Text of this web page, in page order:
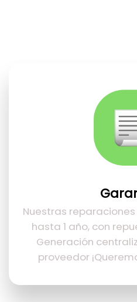
Nuestras
hasta 1 año, con
Generación
proveedor